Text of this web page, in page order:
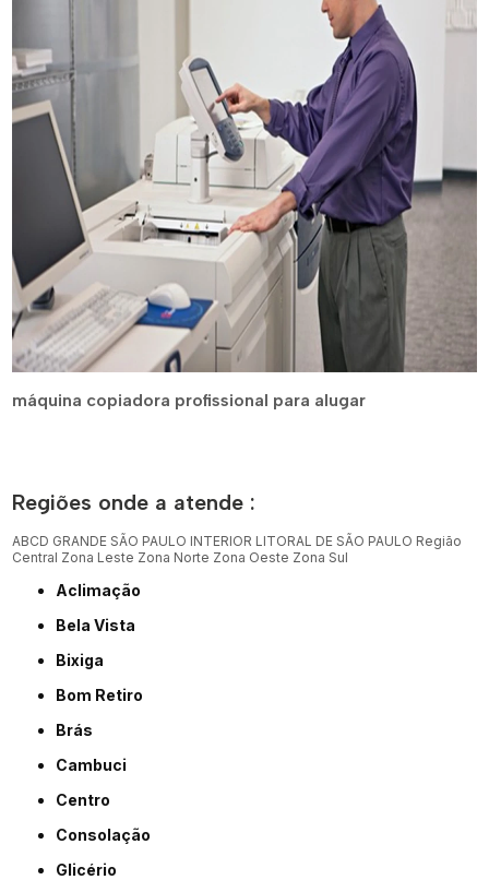
máquina copiadora profissional para alugar
Regiões onde a atende :
ABCD GRANDE SÃO PAULO INTERIOR LITORAL DE SÃO PAULO Região
Central Zona Leste Zona Norte Zona Oeste Zona Sul
Aclimação
Bela Vista
Bixiga
Bom Retiro
Brás
Cambuci
Centro
Consolação
Glicério